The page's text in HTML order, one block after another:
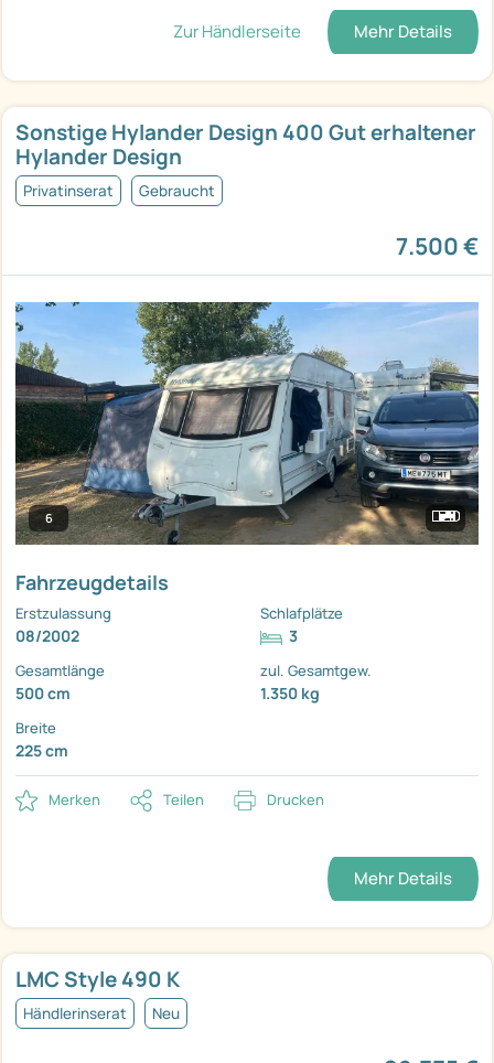
Zur Händlerseite Mehr Details
Sonstige Hylander Design 400 Gut erhaltener
Hylander Design
Privatinserat Gebraucht
7.500 €
6
Fahrzeugdetails
Erstzulassung
08/2002
Schlafplätze
3
Gesamtlänge
500 cm
zul. Gesamtgew.
1.350 kg
Breite
225 cm
Merken Teilen Drucken
Mehr Details
LMC Style 490 K
Händlerinserat Neu